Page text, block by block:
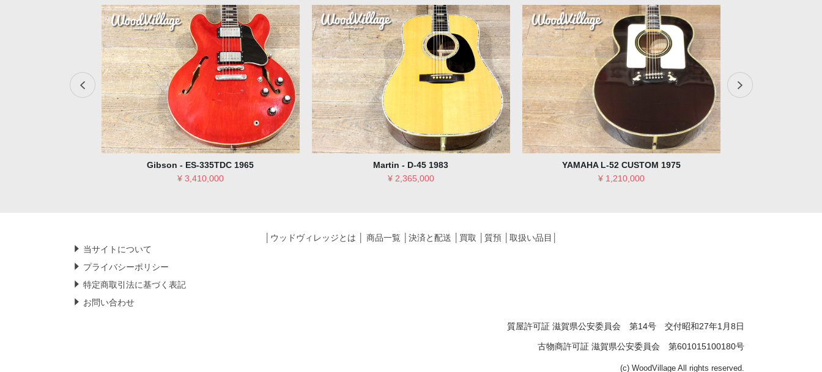
Martin - D-45 1983
¥ 2,365,000
YAMAHA L-52 CUSTOM 1975
¥ 1,210,000
Martin D-18 1958
¥ 1,210,000
ウッドヴィレッジとは 商品一覧│ 決済と配送 買取 質預│ 取扱い品目
当サイトについて
プライバシーポリシー
特定商取引法に基づく表記
お問い合わせ
質屋許可証 滋賀県公安委員会 第14号 交付昭和27年1月8日
古物商許可証 滋賀県公安委員会 第601015100180号
(c) WoodVillage All rights reserved.